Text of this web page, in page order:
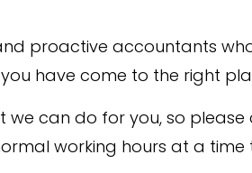
proactive accountants
have come to the right
we can do for you, so
working hours at a